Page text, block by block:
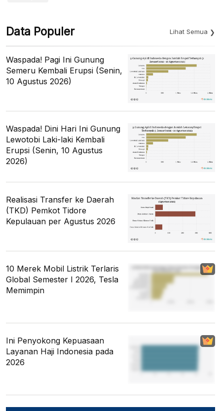
Data Populer Lihat Semua
Waspada! Pagi Ini Gunung
Semeru Kembali Erupsi (Senin,
10 Agustus 2026)
Waspada! Dini Hari Ini Gunung
Lewotobi Laki-laki Kembali
Erupsi (Senin, 10 Agustus
2026)
Realisasi Transfer ke Daerah
(TKD) Pemkot Tidore
Kepulauan per Agustus 2026
10 Merek Mobil Listrik Terlaris
Global Semester I 2026, Tesla
Memimpin
Ini Penyokong Kepuasaan
Layanan Haji Indonesia pada
2026